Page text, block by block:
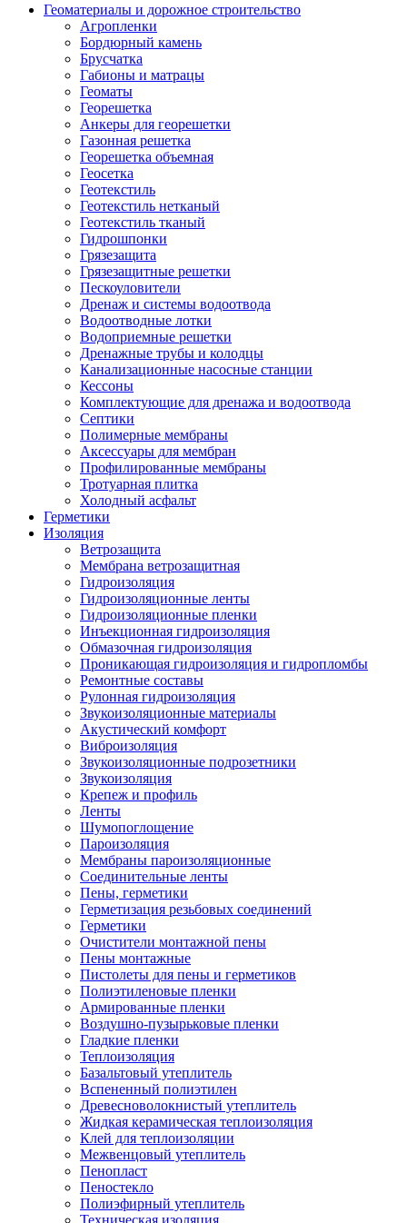
Геоматериалы и дорожное строительство
Агропленки
Бордюрный камень
Брусчатка
Габионы и матрацы
Геоматы
Георешетка
Анкеры для георешетки
Газонная решетка
Георешетка объемная
Геосетка
Геотекстиль
Геотекстиль нетканый
Геотекстиль тканый
Гидрошпонки
Грязезащита
Грязезащитные решетки
Пескоуловители
Дренаж и системы водоотвода
Водоотводные лотки
Водоприемные решетки
Дренажные трубы и колодцы
Канализационные насосные станции
Кессоны
Комплектующие для дренажа и водоотвода
Септики
Полимерные мембраны
Аксессуары для мембран
Профилированные мембраны
Тротуарная плитка
Холодный асфальт
Герметики
Изоляция
Ветрозащита
Мембрана ветрозащитная
Гидроизоляция
Гидроизоляционные ленты
Гидроизоляционные пленки
Инъекционная гидроизоляция
Обмазочная гидроизоляция
Проникающая гидроизоляция и гидропломбы
Ремонтные составы
Рулонная гидроизоляция
Звукоизоляционные материалы
Акустический комфорт
Виброизоляция
Звукоизоляционные подрозетники
Звукоизоляция
Крепеж и профиль
Ленты
Шумопоглощение
Пароизоляция
Мембраны пароизоляционные
Соединительные ленты
Пены, герметики
Герметизация резьбовых соединений
Герметики
Очистители монтажной пены
Пены монтажные
Пистолеты для пены и герметиков
Полиэтиленовые пленки
Армированные пленки
Воздушно-пузырьковые пленки
Гладкие пленки
Теплоизоляция
Базальтовый утеплитель
Вспененный полиэтилен
Древесноволокнистый утеплитель
Жидкая керамическая теплоизоляция
Клей для теплоизоляции
Межвенцовый утеплитель
Пенопласт
Пеностекло
Полиэфирный утеплитель
Техническая изоляция